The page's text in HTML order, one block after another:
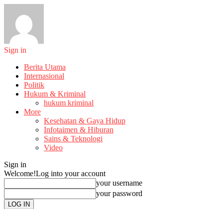
Sign in
Berita Utama
Internasional
Politik
Hukum & Kriminal
hukum kriminal
More
Kesehatan & Gaya Hidup
Infotaimen & Hiburan
Sains & Teknologi
Video
Sign in
Welcome!Log into your account
your username
your password